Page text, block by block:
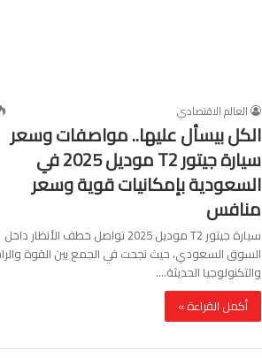
العالم الاقتصادي
الكل بيسأل عليها.. مواصفات وسعر
سيارة جيتور T2 موديل 2025 في
السعودية بإمكانيات قوية وسعر
منافس
سيارة جيتور T2 موديل 2025 تواصل خطف الأنظار داخل
السوق السعودي، حيث نجحت في الجمع بين القوة
والتكنولوجيا الحديثة.…
أكمل القراءة »